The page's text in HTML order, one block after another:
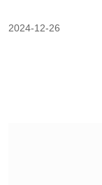
2024-12-26